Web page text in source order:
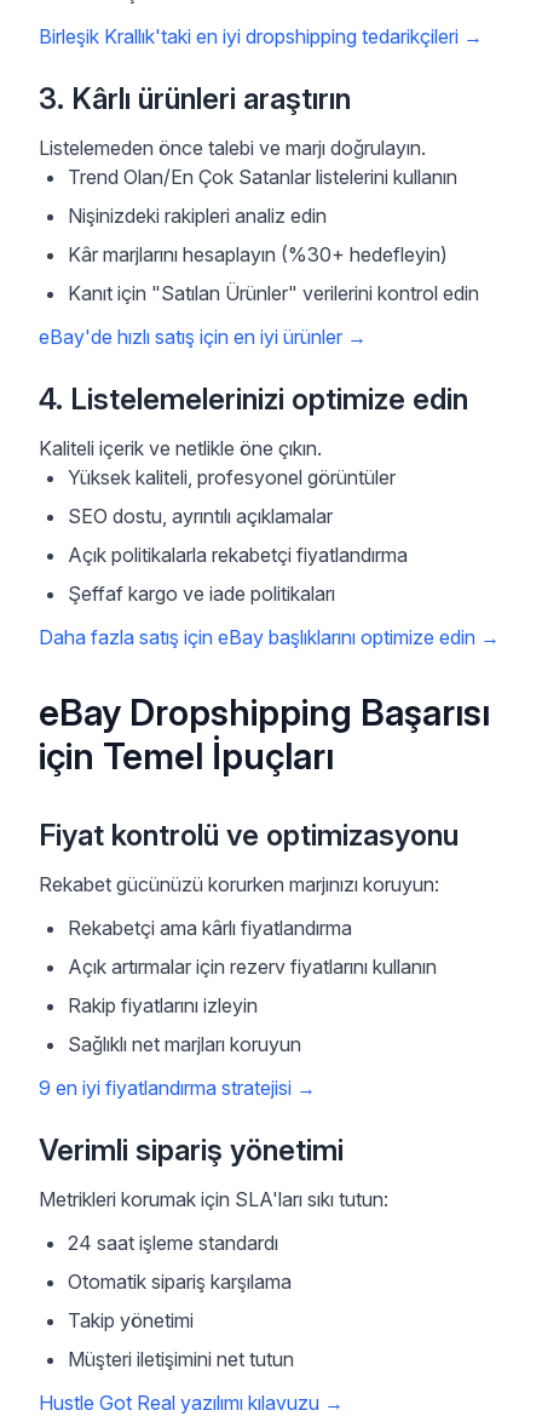
Birleşik Krallık'taki en iyi dropshipping tedarikçileri →
3. Kârlı ürünleri araştırın
Listelemeden önce talebi ve marjı doğrulayın.
Trend Olan/En Çok Satanlar listelerini kullanın
Nişinizdeki rakipleri analiz edin
Kâr marjlarını hesaplayın (%30+ hedefleyin)
Kanıt için "Satılan Ürünler" verilerini kontrol edin
eBay'de hızlı satış için en iyi ürünler →
4. Listelemelerinizi optimize edin
Kaliteli içerik ve netlikle öne çıkın.
Yüksek kaliteli, profesyonel görüntüler
SEO dostu, ayrıntılı açıklamalar
Açık politikalarla rekabetçi fiyatlandırma
Şeffaf kargo ve iade politikaları
Daha fazla satış için eBay başlıklarını optimize edin →
eBay Dropshipping Başarısı
için Temel İpuçları
Fiyat kontrolü ve optimizasyonu
Rekabet gücünüzü korurken marjınızı koruyun:
Rekabetçi ama kârlı fiyatlandırma
Açık artırmalar için rezerv fiyatlarını kullanın
Rakip fiyatlarını izleyin
Sağlıklı net marjları koruyun
9 en iyi fiyatlandırma stratejisi →
Verimli sipariş yönetimi
Metrikleri korumak için SLA'ları sıkı tutun:
24 saat işleme standardı
Otomatik sipariş karşılama
Takip yönetimi
Müşteri iletişimini net tutun
Hustle Got Real yazılımı kılavuzu →